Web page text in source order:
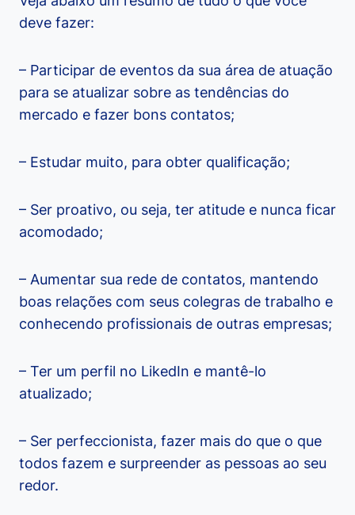
deve fazer:
– Participar de eventos da sua área de atuação
para se atualizar sobre as tendências do
mercado e fazer bons contatos;
– Estudar muito, para obter qualificação;
– Ser proativo, ou seja, ter atitude e nunca ficar
acomodado;
– Aumentar sua rede de contatos, mantendo
boas relações com seus colegras de trabalho e
conhecendo profissionais de outras empresas;
– Ter um perfil no LikedIn e mantê-lo
atualizado;
– Ser perfeccionista, fazer mais do que o que
todos fazem e surpreender as pessoas ao seu
redor.